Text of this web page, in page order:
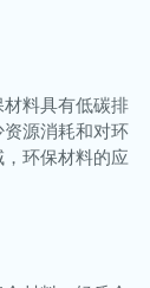
料具有低碳排
源消耗和对环
环保材料的应